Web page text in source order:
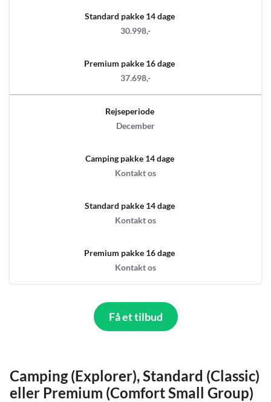
Standard pakke 14 dage
30.998,-
Premium pakke 16 dage
37.698,-
Rejseperiode
December
Camping pakke 14 dage
Kontakt os
Standard pakke 14 dage
Kontakt os
Premium pakke 16 dage
Kontakt os
Få et tilbud
Camping (Explorer), Standard (Classic)
eller Premium (Comfort Small Group)